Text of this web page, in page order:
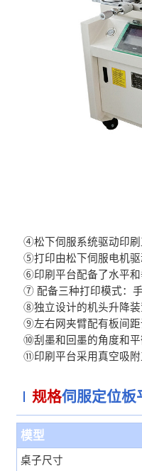
④松下伺服系统驱动印
⑤打印由松下伺服电机驱
⑥印刷平台配备了水平
⑦ 配备三种打印模式：
⑧独立设计的机头升降
⑨左右网夹臂配有板间距
⑩刮墨和回墨的角度和平
⑪印刷平台采用真空吸附
规格伺服定位板
模型
桌子尺寸